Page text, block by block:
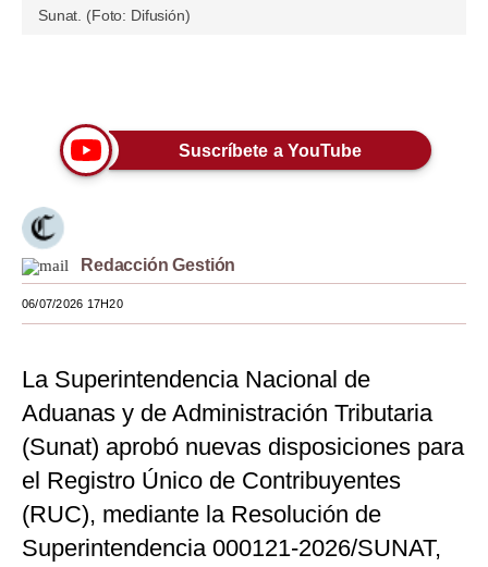
Tendencias
Lujo
Viajes
Moda
Estilos
EEUU
México
España
Internacional
Tecnología
Sunat. (Foto: Difusión)
Suscríbete a YouTube
Redacción Gestión
06/07/2026 17H20
La Superintendencia Nacional de
Aduanas y de Administración Tributaria
(Sunat) aprobó nuevas disposiciones para
el Registro Único de Contribuyentes
(RUC), mediante la Resolución de
Superintendencia 000121-2026/SUNAT,